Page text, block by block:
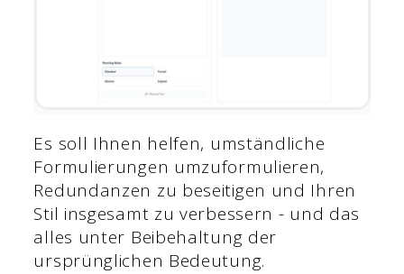
Es soll Ihnen helfen, umständliche
Formulierungen umzuformulieren,
Redundanzen zu beseitigen und Ihren
Stil insgesamt zu verbessern - und das
alles unter Beibehaltung der
ursprünglichen Bedeutung.